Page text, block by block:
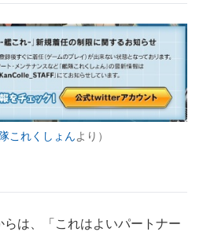
これくしょんより）
は、「これはよいパートナー